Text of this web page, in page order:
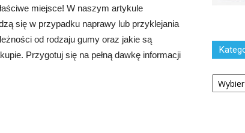
miejsce! W naszym artykule
się w przypadku naprawy lub przyklejania
od rodzaju gumy oraz jakie są
Przygotuj się na pełną dawkę informacji